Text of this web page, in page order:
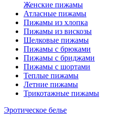
Женские пижамы
Атласные пижамы
Пижамы из хлопка
Пижамы из вискозы
Шелковые пижамы
Пижамы с брюками
Пижамы с бриджами
Пижамы с шортами
Теплые пижамы
Летние пижамы
Трикотажные пижамы
Эротическое белье